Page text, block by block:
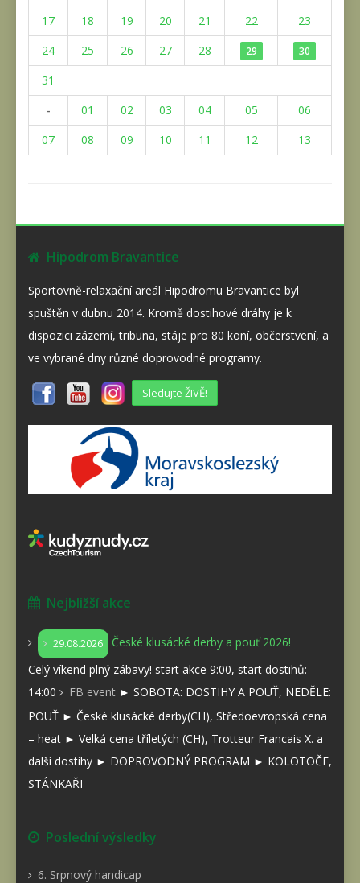
17 18 19 20 21 22
23
24
25 26 27 28 29 30
31
-
01 02 03 04 05
06
07
08 09 10 11 12 13
Hipodrom Bravantice
Sportovně-relaxační areál Hipodromu Bravantice byl
spuštěn v dubnu 2014. Kromě dostihové dráhy je k
dispozici zázemí, tribuna, stáje pro 80 koní, občerstvení, a
ve vybrané dny různé doprovodné programy.
Sledujte ŽIVĚ!
Nejbližší akce
29.08.2026
České klusácké derby a pouť 2026!
Celý víkend plný zábavy! start akce 9:00, start dostihů:
14:00
FB event ► SOBOTA: DOSTIHY A POUŤ, NEDĚLE:
POUŤ ► České klusácké derby(CH), Středoevropská cena
– heat ► Velká cena tříletých (CH), Trotteur Francais X. a
další dostihy ► DOPROVODNÝ PROGRAM ► KOLOTOČE,
STÁNKAŘI
Poslední výsledky
6. Srpnový handicap